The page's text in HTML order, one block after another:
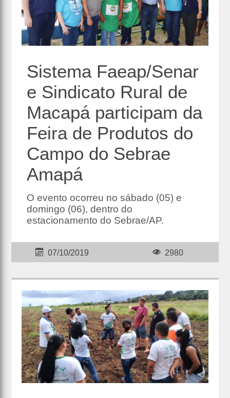
Sistema Faeap/Senar
e Sindicato Rural de
Macapá participam da
Feira de Produtos do
Campo do Sebrae
Amapá
O evento ocorreu no sábado (05) e
domingo (06), dentro do
estacionamento do Sebrae/AP.
07/10/2019 2980